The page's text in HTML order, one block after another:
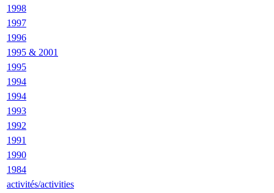
1998
1997
1996
1995 & 2001
1995
1994
1994
1993
1992
1991
1990
1984
activités/activities